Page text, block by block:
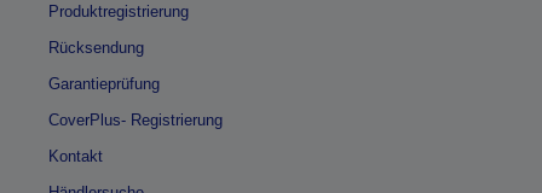
Produktregistrierung
Rücksendung
Garantieprüfung
CoverPlus- Registrierung
Kontakt